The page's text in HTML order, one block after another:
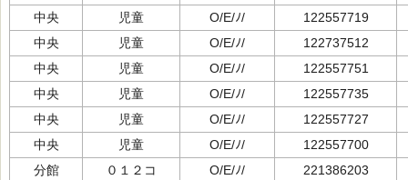
中央
児童 O/E/ﾉ/
122557719
中央
児童 O/E/ﾉ/
122737512
中央
児童 O/E/ﾉ/
122557751
中央
児童 O/E/ﾉ/
122557735
中央
児童 O/E/ﾉ/
122557727
中央
児童 O/E/ﾉ/
122557700
分館
０１２コ O/E/ﾉ/
221386203